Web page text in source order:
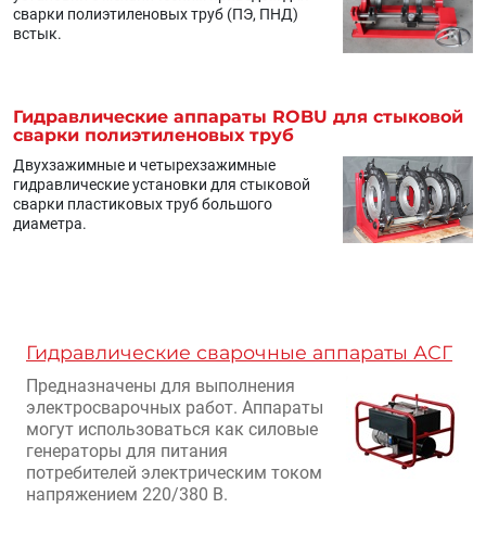
сварки полиэтиленовых труб (ПЭ, ПНД)
встык.
Гидравлические аппараты ROBU для стыковой
сварки полиэтиленовых труб
Двухзажимные и четырехзажимные
гидравлические установки для стыковой
сварки пластиковых труб большого
диаметра.
Гидравлические сварочные аппараты АСГ
Предназначены для выполнения
электросварочных работ. Аппараты
могут использоваться как силовые
генераторы для питания
потребителей электрическим током
напряжением 220/380 В.